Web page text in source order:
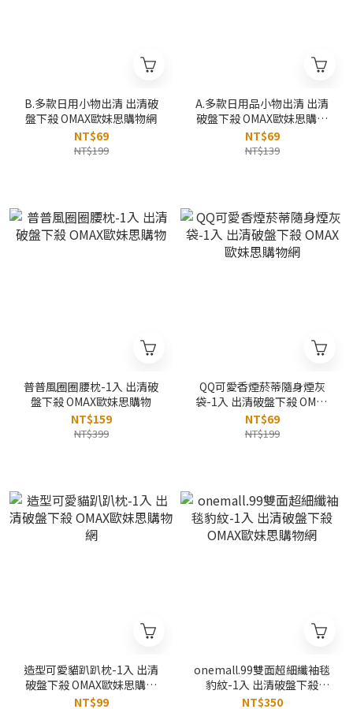
B.多款日用小物出清 出清破
盤下殺 OMAX歐妹思購物網
NT$69
NT$199
A.多款日用品小物出清 出清
破盤下殺 OMAX歐妹思購物
網
NT$69
NT$139
普普風圈圈腰枕-1入 出清破
盤下殺 OMAX歐妹思購物
NT$159
NT$399
QQ可愛香煙菸蒂隨身煙灰
袋-1入 出清破盤下殺 OMAX
歐妹思購物網
NT$69
NT$199
造型可愛貓趴趴枕-1入 出清
破盤下殺 OMAX歐妹思購物
網
NT$99
onemall.99雙面超細纖袖毯
豹紋-1入 出清破盤下殺
OMAX歐妹思購物網
NT$350